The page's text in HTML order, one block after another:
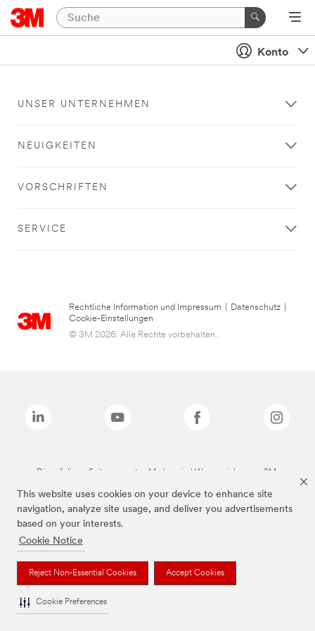
This website uses cookies on your device to enhance site
navigation, analyze site usage, and deliver you advertisements
based on your interests.
Cookie Notice
Reject Non-Essential Cookies Accept Cookies
Cookie Preferences
Konto
UNSER UNTERNEHMEN
NEUIGKEITEN
VORSCHRIFTEN
SERVICE
Rechtliche Information und Impressum Datenschutz
Cookie-Einstellungen
© 3M 2026. Alle Rechte vorbehalten..
Die auf dieser Seite genannten Marken sind Warenzeichen von 3M.